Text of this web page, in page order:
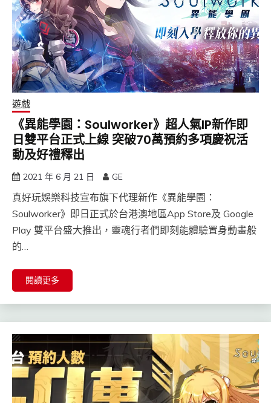
遊戲
《異能學園：Soulworker》超人氣IP新作即
日雙平台正式上線 突破70萬預約多項慶祝活
動及好禮釋出
2021 年 6 月 21 日 GE
真好玩娛樂科技宣布旗下代理新作《異能學園：
Soulworker》即日正式於台港澳地區App Store及 Google
Play 雙平台盛大推出，靈魂行者們即刻能體驗置身動畫般
的…
閱讀更多